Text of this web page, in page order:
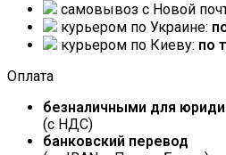
самовывоз c Новой
курьером по Украине:
курьером по Киеву: по
Оплата
безналичными для
(с НДС)
банковский перевод